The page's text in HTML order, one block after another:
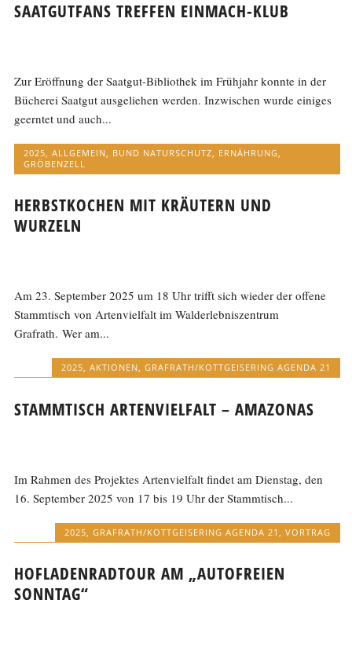
SAATGUTFANS TREFFEN EINMACH-KLUB
Zur Eröffnung der Saatgut-Bibliothek im Frühjahr konnte in der
Bücherei Saatgut ausgeliehen werden. Inzwischen wurde einiges
geerntet und auch...
2025,ALLGEMEIN, BUND NATURSCHUTZ, ERNÄHRUNG,
GRÖBENZELL
HERBSTKOCHEN MIT KRÄUTERN UND
WURZELN
Am 23. September 2025 um 18 Uhr trifft sich wieder der offene
Stammtisch von Artenvielfalt im Walderlebniszentrum
Grafrath. Wer am...
2025, AKTIONEN, GRAFRATH/KOTTGEISERING AGENDA 21
STAMMTISCH ARTENVIELFALT – AMAZONAS
Im Rahmen des Projektes Artenvielfalt findet am Dienstag, den
16. September 2025 von 17 bis 19 Uhr der Stammtisch...
2025 GRAFRATH/KOTTGEISERING AGENDA 21 VORTRAG
HOFLADENRADTOUR AM „AUTOFREIEN
SONNTAG“